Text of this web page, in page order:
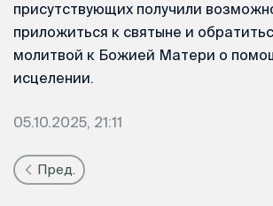
присутствующих получили
приложиться к святыне и
молитвой к Божией Матери о
исцелении.
05.10.2025, 21:11
Пред.